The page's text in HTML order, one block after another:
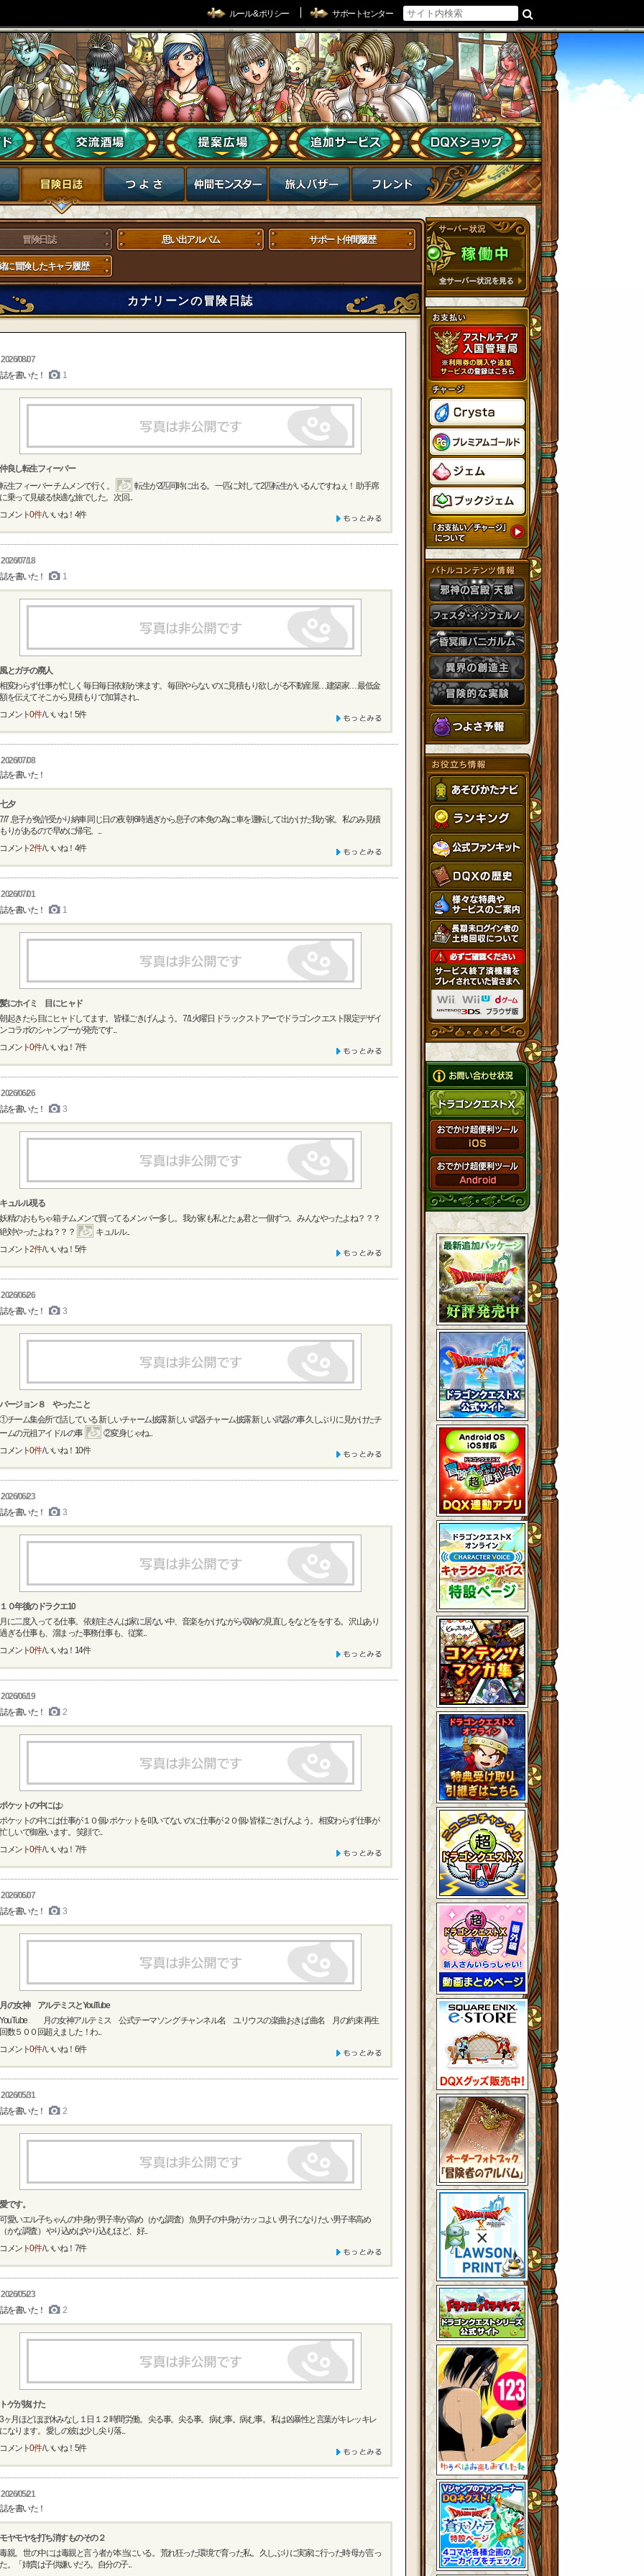
ルール & ポリシー サポートセンター
冒険日誌 思い出アルバム サポート仲間履歴
に冒険したキャラ履歴
カナリーンの冒険日誌
2026/08/07
を書いた！
1
仲良し転生フィーバー
転生フィーバー チムメンで行く。
転生が2匹同時に出る。 一匹に対して2匹転生がいるんですねぇ！ 助手席
に乗って見破る快適な旅でした。 次回...
コメント0件/ いいね！ 4件
2026/07/18
を書いた！
1
風とガチの廃人
相変わらず仕事が忙しく 毎日毎日依頼が来ます。 毎回やらないのに見積もり欲しがる不動産屋…建築家… 最低金
額を伝えてそこから見積もりで加算され...
コメント0件/ いいね！ 5件
2026/07/08
を書いた！
七夕
7/7 息子が免許受かり納車 同じ日の夜 朝6時過ぎから息子の本免の為に車を運転して出かけた我が家。 私のみ見積
もりがあるので早めに帰宅。...
コメント2件/ いいね！ 4件
2026/07/01
を書いた！
1
髪にホイミ 目にヒャド
朝起きたら目にヒャドしてます。 皆様ごきげんよう。 7/1火曜日 ドラックストアーでドラゴンクエスト限定デザイ
ンコラボのシャンプーが発売です...
コメント0件/ いいね！ 7件
2026/06/26
を書いた！
3
キュルル現る
妖精のおもちゃ箱 チムメンで買ってるメンバー多し。 我が家も私とたぁ君と一個ずつ。 みんなやったよね？？？
絶対やったよね？？？
キュルル...
コメント2件/ いいね！ 5件
2026/06/26
を書いた！
3
バージョン８ やったこと
①チーム集会所で話している 新しいチャーム披露 新しい武器チャーム披露 新しい武器の事 久しぶりに見かけたチ
ームの元祖アイドルの事
②変身じゃね...
コメント0件/ いいね！ 10件
2026/06/23
を書いた！
3
１０年後のドラクエ10
月に二度入ってる仕事。 依頼主さんは家に居ない中、音楽をかけながら収納の見直しをなどををする。 沢山あり
過ぎる仕事も、溜まった事務仕事も、従業...
コメント0件/ いいね！ 14件
2026/06/19
を書いた！
2
ポケットの中には♪
ポケットの中には仕事が１０個♪ ポケットを叩いてないのに仕事が２０個♪ 皆様ごきげんよう。 相変わらず仕事が
忙しいで御座います。 笑顔で...
コメント0件/ いいね！ 7件
2026/06/07
を書いた！
3
月の女神 アルテミスとYouTube
YouTube 月の女神アルテミス 公式テーマソング チャンネル名 ユリウスの楽曲おきば 曲名 月の約束 再生
回数５００回超えました！わ...
コメント0件/ いいね！ 6件
2026/05/31
を書いた！
2
愛です。
可愛いエル子ちゃんの中身が男子率が高め（かな調査） 魚男子の中身がカッコよい男子になりたい男子率高め
（かな調査） やり込めばやり込むほど、好...
コメント0件/ いいね！ 7件
2026/05/23
を書いた！
2
トゲが抜けた
3ヶ月ほどほぼ休みなし１日１２時間労働。 尖る事。尖る事。 病む事。病む事。 私は凶暴性と言葉がキレッキレ
になります。 愛しの彼は少し尖り落...
コメント0件/ いいね！ 5件
2026/05/21
を書いた！
モヤモヤを打ち消すものその２
毒親。 世の中には毒親と言う者が本当にいる。 荒れ狂った環境で育った私。 久しぶりに実家に行った時 母が言っ
た。「姉貴は子供嫌いだろ。自分の子...